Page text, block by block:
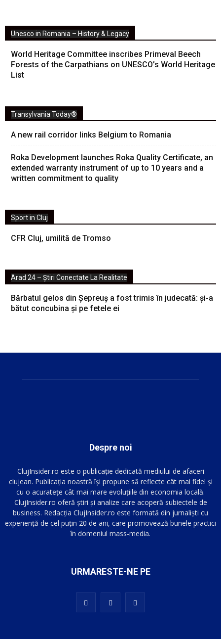
Unesco in Romania – History & Legacy
World Heritage Committee inscribes Primeval Beech
Forests of the Carpathians on UNESCO’s World Heritage
List
Transylvania Today®
A new rail corridor links Belgium to Romania
Roka Development launches Roka Quality Certificate, an
extended warranty instrument of up to 10 years and a
written commitment to quality
Sport in Cluj
CFR Cluj, umilită de Tromso
Arad 24 – Știri Conectate La Realitate
Bărbatul gelos din Șepreuș a fost trimis în judecată: și-a
bătut concubina și pe fetele ei
Despre noi
ClujInsider.ro este o publicație dedicată mediului de afaceri
clujean. Publicația noastră își propune să reflecte cât mai fidel și
cu o acuratețe cât mai mare evoluțiile din economia locală.
ClujInsider.ro oferă știri și analize care acoperă subiectele de
business. Redacția ClujInsider.ro este formată din jurnaliști cu
experiență de cel puțin 20 de ani, care promovează bunele practici
în domeniul mass-media.
URMARESTE-NE PE